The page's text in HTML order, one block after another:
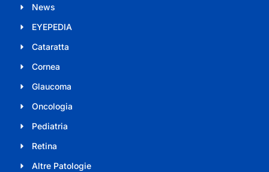
News
EYEPEDIA
Cataratta
Cornea
Glaucoma
Oncologia
Pediatria
Retina
Altre Patologie